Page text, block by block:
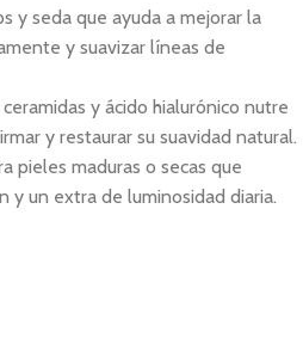
y seda que ayuda a mejorar la
y suavizar líneas de
y ácido hialurónico nutre
y restaurar su suavidad natural.
pieles maduras o secas que
y un extra de luminosidad diaria.